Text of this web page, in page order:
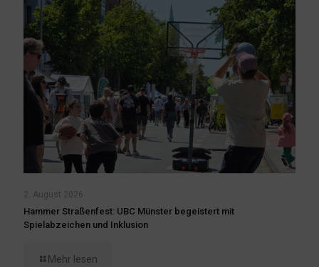
2. August 2026
Hammer Straßenfest: UBC Münster begeistert mit
Spielabzeichen und Inklusion
Mehr lesen